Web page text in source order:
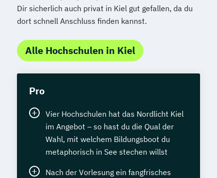
Dir sicherlich auch privat in Kiel gut gefallen, da du
dort schnell Anschluss finden kannst.
Alle Hochschulen in Kiel
Pro
Vier Hochschulen hat das Nordlicht Kiel
im Angebot – so hast du die Qual der
Wahl, mit welchem Bildungsboot du
metaphorisch in See stechen willst
Nach der Vorlesung ein fangfrisches